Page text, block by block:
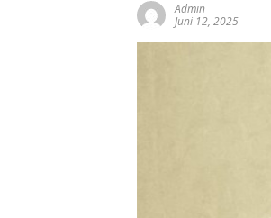
Admin
Juni 12, 2025